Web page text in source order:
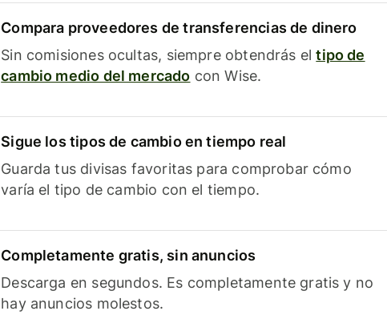
Compara proveedores de transferencias de dinero
Sin comisiones ocultas, siempre obtendrás eltipo de
cambio medio del mercado con Wise.
Sigue los tipos de cambio en tiempo real
Guarda tus divisas favoritas para comprobar cómo
varía el tipo de cambio con el tiempo.
Completamente gratis, sin anuncios
Descarga en segundos. Es completamente gratis y no
hay anuncios molestos.